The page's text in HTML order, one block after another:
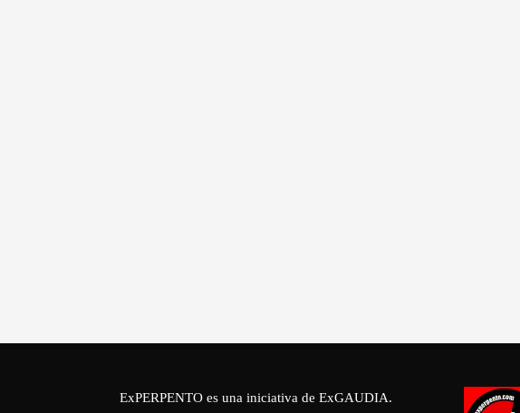
ExPERPENTO es una iniciativa de ExGAUDIA.